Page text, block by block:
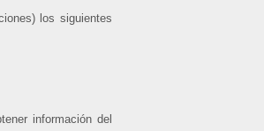
los siguientes
información del